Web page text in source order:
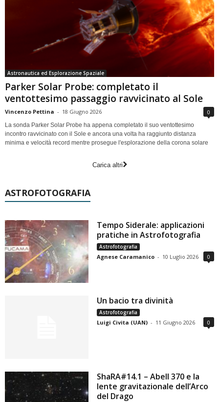
Astronautica ed Esplorazione Spaziale
Parker Solar Probe: completato il
ventottesimo passaggio ravvicinato al Sole
Vincenzo Pettina - 18 Giugno 2026 0
La sonda Parker Solar Probe ha appena completato il suo ventottesimo
incontro ravvicinato con il Sole e ancora una volta ha raggiunto distanza
minima e velocità record mentre prosegue l'esplorazione della corona solare
Carica altri
ASTROFOTOGRAFIA
Tempo Siderale: applicazioni
pratiche in Astrofotografia
Astrofotografia
Agnese Caramanico - 10 Luglio 2026 0
Un bacio tra divinità
Astrofotografia
Luigi Civita (UAN) - 11 Giugno 2026 0
ShaRA#14.1 – Abell 370 e la
lente gravitazionale dell’Arco
del Drago